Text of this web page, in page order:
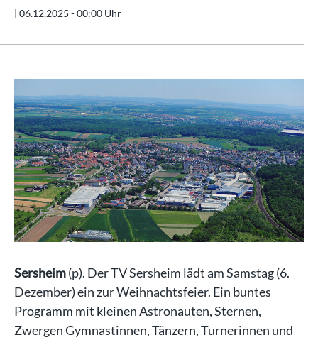
| 06.12.2025 - 00:00 Uhr
Sersheim(p). Der TV Sersheim lädt am Samstag (6.
Dezember) ein zur Weihnachtsfeier. Ein buntes
Programm mit kleinen Astronauten, Sternen,
Zwergen Gymnastinnen, Tänzern, Turnerinnen und